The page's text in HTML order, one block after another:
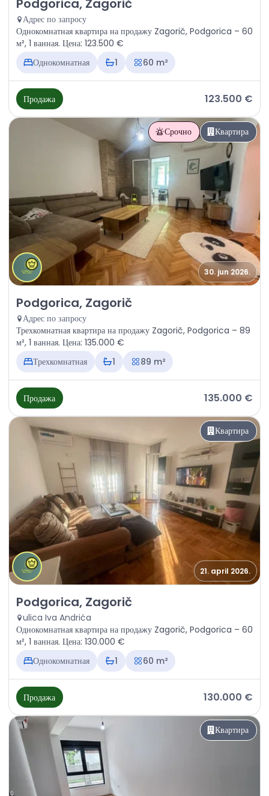
Podgorica, Zagorič
Адрес по запросу
Однокомнатная квартира на продажу Zagorič, Podgorica – 60
м², 1 ванная. Цена: 123.500 €
Однокомнатная
1 60 m²
Продажа 123.500 €
Срочно Квартира
30. jun 2026.
Продажа - Квартира Podgorica, Zagorič
Podgorica, Zagorič
Адрес по запросу
Трехкомнатная квартира на продажу Zagorič, Podgorica – 89
м², 1 ванная. Цена: 135.000 €
Трехкомнатная
1 89 m²
Продажа 135.000 €
Квартира
21. april 2026.
Продажа - Квартира Podgorica, Zagorič
Podgorica, Zagorič
ulica Iva Andrića
Однокомнатная квартира на продажу Zagorič, Podgorica – 60
м², 1 ванная. Цена: 130.000 €
Однокомнатная
1 60 m²
Продажа 130.000 €
Квартира